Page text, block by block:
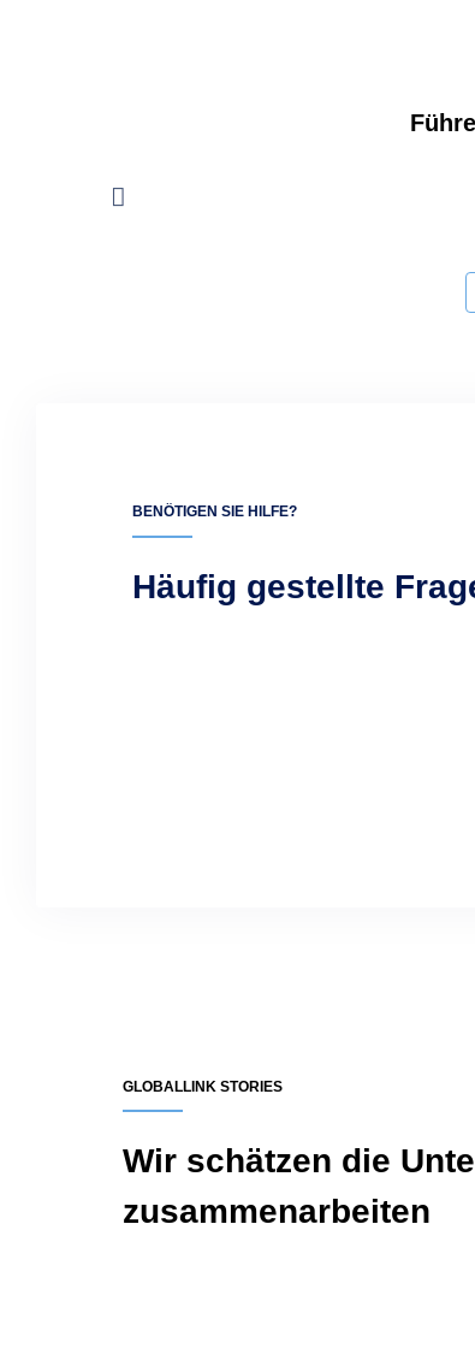
BENÖTIGEN SIE HILFE?
Häufig gestellte
GLOBALLINK STORIES
Wir schätzen die
zusammenarbeiten